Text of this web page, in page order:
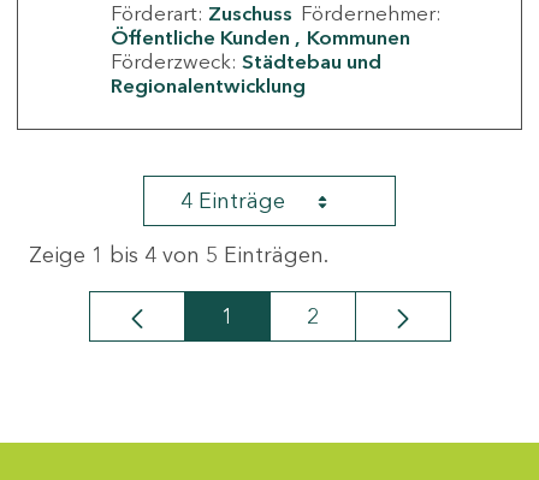
Förderart: Zuschuss Fördernehmer:
Öffentliche Kunden
Kommunen
Förderzweck: Städtebau und
Regionalentwicklung
4 Einträge
Zeige 1 bis 4 von 5 Einträgen.
Seite
1 Seite
2